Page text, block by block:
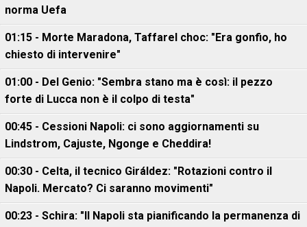
norma Uefa
01:15 - Morte Maradona, Taffarel choc: "Era gonfio, ho
chiesto di intervenire"
01:00 - Del Genio: "Sembra stano ma è così: il pezzo
forte di Lucca non è il colpo di testa"
00:45 - Cessioni Napoli: ci sono aggiornamenti su
Lindstrom, Cajuste, Ngonge e Cheddira!
00:30 - Celta, il tecnico Giráldez: "Rotazioni contro il
Napoli. Mercato? Ci saranno movimenti"
00:23 - Schira: "Il Napoli sta pianificando la permanenza di